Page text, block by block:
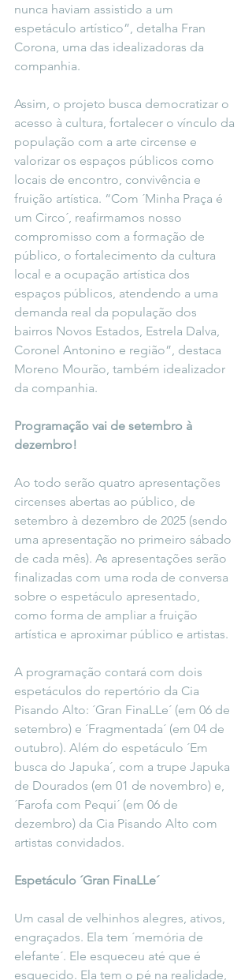
nunca haviam assistido a um
espetáculo artístico”, detalha Fran
Corona, uma das idealizadoras da
companhia.
Assim, o projeto busca democratizar o
acesso à cultura, fortalecer o vínculo da
população com a arte circense e
valorizar os espaços públicos como
locais de encontro, convivência e
fruição artística. “Com ´Minha Praça é
um Circo´, reafirmamos nosso
compromisso com a formação de
público, o fortalecimento da cultura
local e a ocupação artística dos
espaços públicos, atendendo a uma
demanda real da população dos
bairros Novos Estados, Estrela Dalva,
Coronel Antonino e região”, destaca
Moreno Mourão, também idealizador
da companhia.
Programação vai de setembro à
dezembro!
Ao todo serão quatro apresentações
circenses abertas ao público, de
setembro à dezembro de 2025 (sendo
uma apresentação no primeiro sábado
de cada mês). As apresentações serão
finalizadas com uma roda de conversa
sobre o espetáculo apresentado,
como forma de ampliar a fruição
artística e aproximar público e artistas.
A programação contará com dois
espetáculos do repertório da Cia
Pisando Alto: ´Gran FinaLLe´ (em 06 de
setembro) e ´Fragmentada´ (em 04 de
outubro). Além do espetáculo ´Em
busca do Japuka´, com a trupe Japuka
de Dourados (em 01 de novembro) e,
´Farofa com Pequi´ (em 06 de
dezembro) da Cia Pisando Alto com
artistas convidados.
Espetáculo ´Gran FinaLLe´
Um casal de velhinhos alegres, ativos,
engraçados. Ela tem ´memória de
elefante´. Ele esqueceu até que é
esquecido. Ela tem o pé na realidade,